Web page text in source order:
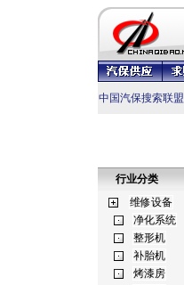
中国汽保搜索联盟
行业分类